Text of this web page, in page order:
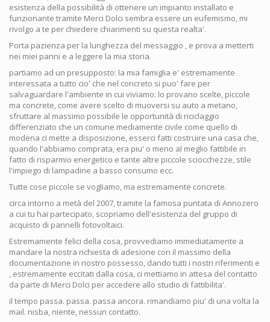
esistenza della possibilità di ottenere un impianto installato e
funzionante tramite Merci Dolci sembra essere un eufemismo, mi
rivolgo a te per chiedere chiarimenti su questa realta'.
Porta pazienza per la lunghezza del messaggio , e prova a metterti
nei miei panni e a leggere la mia storia.
partiamo ad un presupposto: la mia famiglia e' estremamente
interessata a tutto cio' che nel concreto si puo' fare per
salvaguardare l'ambiente in cui viviamo: lo provano scelte, piccole
ma concrete, come avere scelto di muoversi su auto a metano,
sfruttare al massimo possibile le opportunità di riciclaggio
differenziato che un comune mediamente civile come quello di
modena ci mette a disposizione, esserci fatti costruire una casa che,
quando l'abbiamo comprata, era piu' o meno al meglio fattibile in
fatto di risparmio energetico e tante altre piccole sciocchezze, stile
l'impiego di lampadine a basso consumo ecc.
Tutte cose piccole se vogliamo, ma estremamente concrete.
circa intorno a metà del 2007, tramite la famosa puntata di Annozero
a cui tu hai partecipato, scopriamo dell'esistenza del gruppo di
acquisto di pannelli fotovoltaici.
Estremamente felici della cosa, provvediamo immediatamente a
mandare la nostra richiesta di adesione con il massimo della
documentazione in nostro possesso, dando tutti i nostri riferimenti e
, estremamente eccitati dalla cosa, ci mettiamo in attesa del contatto
da parte di Merci Dolci per accedere allo studio di fattibilita'.
il tempo passa. passa. passa ancora. rimandiamo piu' di una volta la
mail. nisba, niente, nessun contatto.